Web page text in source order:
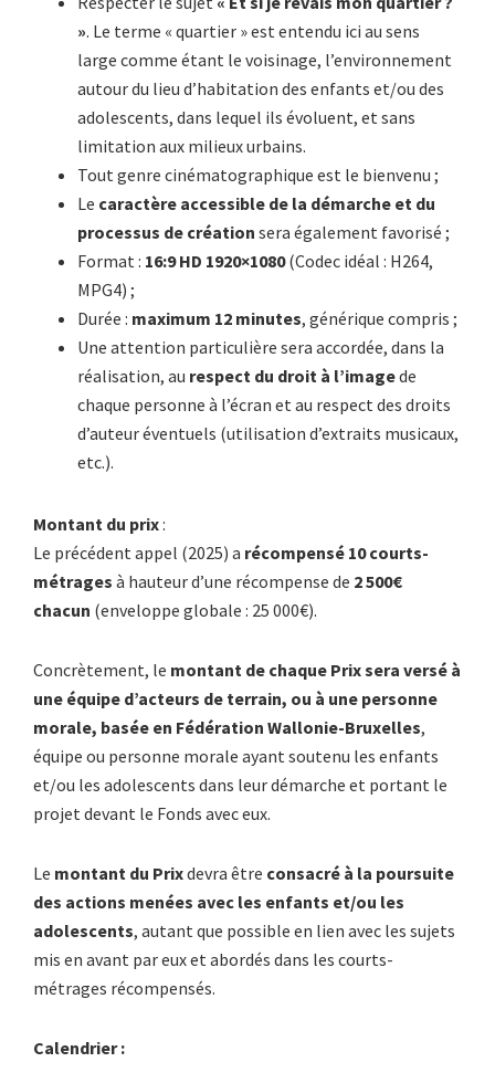
». Le terme « quartier » est entendu ici au sens
large comme étant le voisinage, l’environnement
autour du lieu d’habitation des enfants et/ou des
adolescents, dans lequel ils évoluent, et sans
limitation aux milieux urbains.
Tout genre cinématographique est le bienvenu ;
Le caractère accessible de la démarche et du
processus de création sera également favorisé ;
Format : 16:9 HD 1920×1080(Codec idéal : H264,
MPG4) ;
Durée : maximum 12 minutes, générique compris ;
Une attention particulière sera accordée, dans la
réalisation, au respect du droit à l’imagede
chaque personne à l’écran et au respect des droits
d’auteur éventuels (utilisation d’extraits musicaux,
etc.).
Montant du prix:
Le précédent appel (2025) a récompensé 10 courts-
métrages à hauteur d’une récompense de 2 500€
chacun (enveloppe globale : 25 000€).
Concrètement, le montant de chaque Prix sera versé à
une équipe d’acteurs de terrain, ou à une personne
morale, basée en Fédération Wallonie-Bruxelles,
équipe ou personne morale ayant soutenu les enfants
et/ou les adolescents dans leur démarche et portant le
projet devant le Fonds avec eux.
Le montant du Prixdevra être consacré à la poursuite
des actions menées avec les enfants et/ou les
adolescents, autant que possible en lien avec les sujets
mis en avant par eux et abordés dans les courts-
métrages récompensés.
Calendrier :